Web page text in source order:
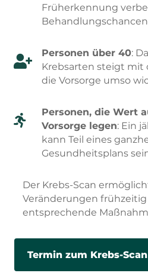
Früherkennung

Personen über 40:
Krebsarten steigt mit
die Vorsorge umso

Personen, die Wert
Vorsorge legen: Ein
kann Teil eines
Gesundheitsplans
Der Krebs-Scan
Veränderungen
entsprechende
Termin zum Krebs-